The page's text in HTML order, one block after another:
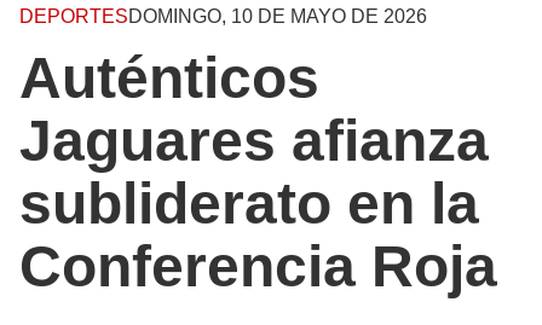
DEPORTESDOMINGO, 10 DE MAYO DE 2026
Auténticos
Jaguares afianza
subliderato en la
Conferencia Roja